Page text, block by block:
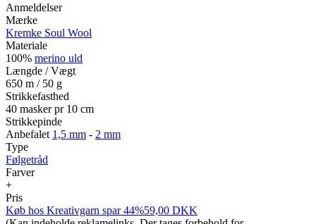
Anmeldelser
Mærke
Kremke Soul Wool
Materiale
100% merino uld
Længde / Vægt
650 m / 50 g
Strikkefasthed
40 masker pr 10 cm
Strikkepinde
Anbefalet 1,5 mm - 2 mm
Type
Følgetråd
Farver
+
Pris
Køb hos Kreativgarn spar 44%59,00 DKK